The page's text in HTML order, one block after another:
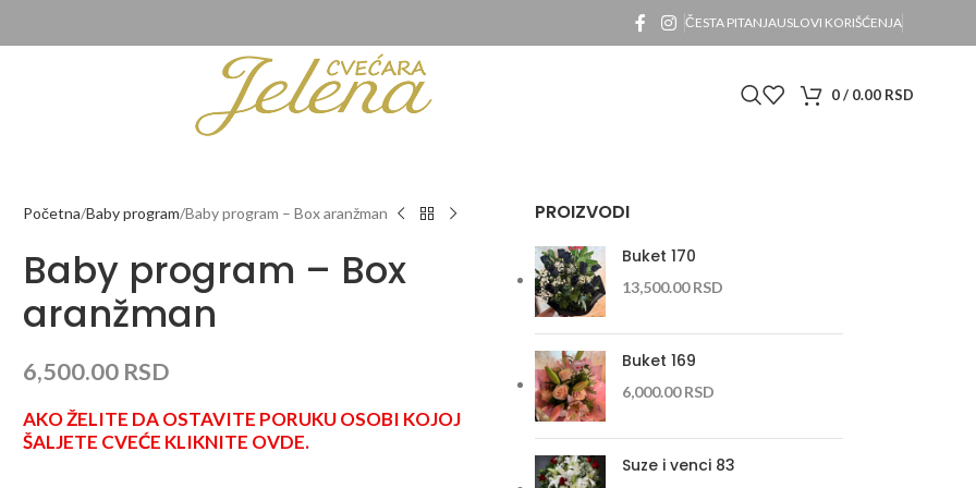
ČESTA PITANJAUSLOVI KORIŠĆENJA
0/ 0.00RSD
Početna Baby program Baby program – Box aranžman
Baby program – Box
aranžman
6,500.00 RSD
AKO ŽELITE DA OSTAVITE PORUKU OSOBI KOJOJ
ŠALJETE CVEĆE KLIKNITE OVDE.
PROIZVODI
Buket 170
13,500.00RSD
Buket 169
6,000.00RSD
Suze i venci 83